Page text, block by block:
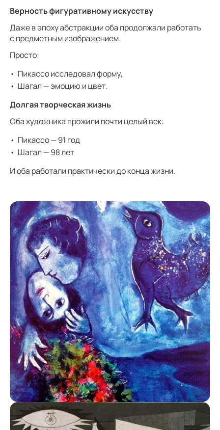
Верность фигуративному искусству
Даже в эпоху абстракции оба продолжали работать
с предметным изображением.
Просто:
Пикассо исследовал форму,
Шагал — эмоцию и цвет.
Долгая творческая жизнь
Оба художника прожили почти целый век:
Пикассо — 91 год
Шагал — 98 лет
И оба работали практически до конца жизни.